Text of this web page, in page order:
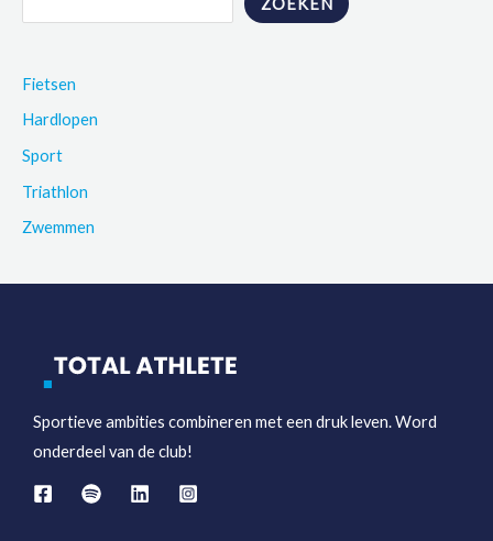
Fietsen
Hardlopen
Sport
Triathlon
Zwemmen
Sportieve ambities combineren met een druk leven. Word
onderdeel van de club!